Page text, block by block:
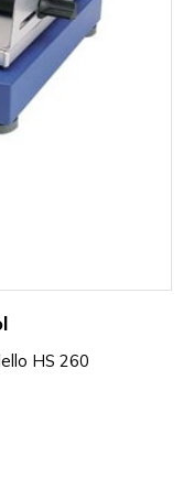
HS 260